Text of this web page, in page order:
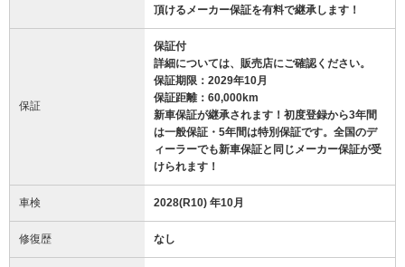
頂けるメーカー保証を有料で継承します！
保証
保証付
詳細については、販売店にご確認ください。
保証期限：2029年10月
保証距離：60,000km
新車保証が継承されます！初度登録から3年間
は一般保証・5年間は特別保証です。全国のデ
ィーラーでも新車保証と同じメーカー保証が受
けられます！
車検 2028(R10) 年10月
修復歴 なし